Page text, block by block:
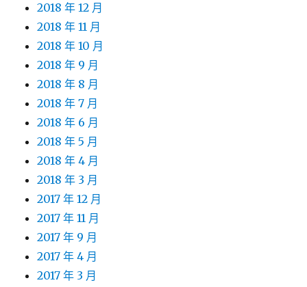
2018 年 12 月
2018 年 11 月
2018 年 10 月
2018 年 9 月
2018 年 8 月
2018 年 7 月
2018 年 6 月
2018 年 5 月
2018 年 4 月
2018 年 3 月
2017 年 12 月
2017 年 11 月
2017 年 9 月
2017 年 4 月
2017 年 3 月